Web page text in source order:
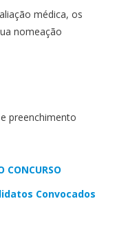
médica, os
nomeação
preenchimento
CONCURSO
Convocados